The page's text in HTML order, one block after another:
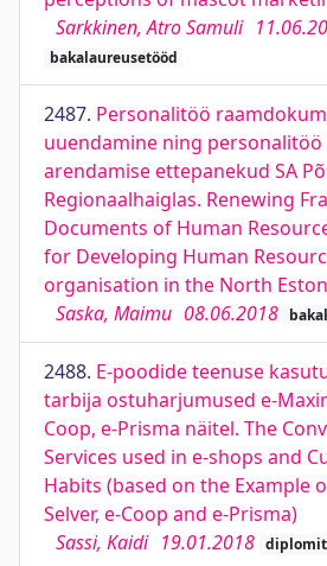
Sarkkinen, Atro Samuli
bakalaureusetööd
2487. Personalitöö
uuendamine ning
arendamise ettepanekud SA
Regionaalhaiglas. Renewing
Documents of Human
for Developing Human
organisation in the North
Saska, Maimu 08.06.2018
2488. E-poodide teenuse
tarbija ostuharjumused e-
Coop, e-Prisma näitel. The
Services used in e-shops and
Habits (based on the Example
Selver, e-Coop and e-Prisma)
Sassi, Kaidi 19.01.2018